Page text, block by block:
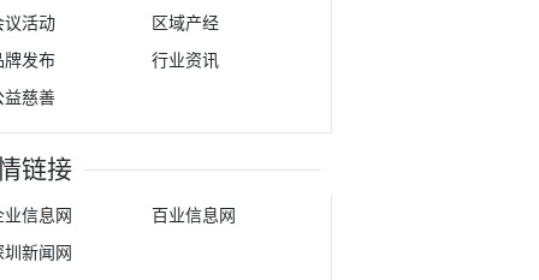
议活动
区域产经
牌发布
行业资讯
益慈善
链接
业信息网
百业信息网
圳新闻网